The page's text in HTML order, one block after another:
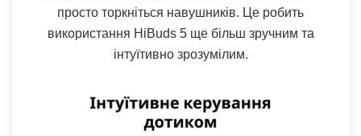
просто торкніться навушників. Це робить
використання HiBuds 5 ще більш зручним та
інтуїтивно зрозумілим.